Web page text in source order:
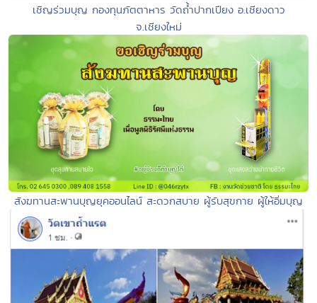
เชิญร่วมบุญ กองทุนภัตตาหาร วัดถ้ำปากเปียง อ.เชียงดาว
จ.เชียงใหม่
สังฆทานสะพานบุญยุคออนไลน์ สะดวกสบาย ผู้รับสุขกาย ผู้ให้อิ่มบุญ